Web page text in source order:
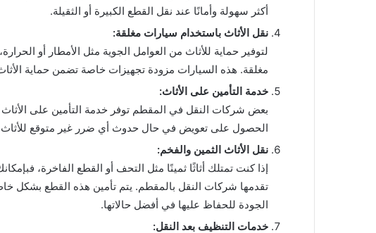
أكثر سهولة وأمانًا عند نقل القطع الكبيرة أو الثقيلة.
نقل الأثاث باستخدام سيارات مغلقة:
لتوفير حماية للأثاث من العوامل الجوية مثل الأمطار أو
مغلقة. هذه السيارات مزودة تجهيزات خاصة تضمن حماية
خدمة التأمين على الأثاث:
بعض شركات النقل في المقطم توفر خدمة التأمين على الأثاث
الحصول على تعويض في حال حدوث أي ضرر غير متوقع للأثاث
نقل الأثاث الثمين والفخم:
إذا كنت تمتلك أثاثًا ثمينًا مثل التحف أو القطع الفاخرة،
تقدمها شركات النقل بالمقطم. يتم تأمين هذه القطع بشكل
الجودة للحفاظ عليها في أفضل حالاتها.
خدمات التنظيف بعد النقل: